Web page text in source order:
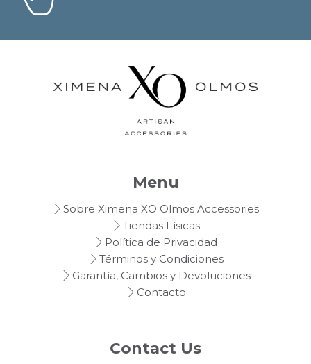
Menu
Sobre Ximena XO Olmos Accessories
Tiendas Físicas
Política de Privacidad
Términos y Condiciones
Garantía, Cambios y Devoluciones
Contacto
Contact Us